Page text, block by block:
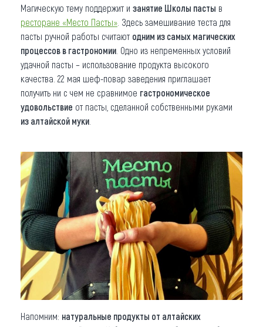
Магическую тему поддержит и занятие Школы пасты в
ресторане «Место Пасты» . Здесь замешивание теста для
пасты ручной работы считают одним из самых магических
процессов в гастрономии . Одно из непременных условий
удачной пасты – использование продукта высокого
качества. 22 мая шеф-повар заведения приглашает
получить ни с чем не сравнимое гастрономическое
удовольствие от пасты, сделанной собственными руками
из алтайской муки
Напомним: натуральные продукты от алтайских